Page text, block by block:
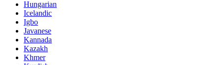
Hungarian
Icelandic
Igbo
Javanese
Kannada
Kazakh
Khmer